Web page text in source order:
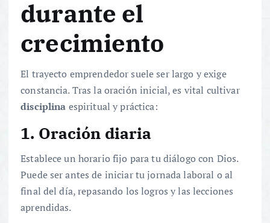
durante el
crecimiento
El trayecto emprendedor suele ser largo y exige
constancia. Tras la oración inicial, es vital cultivar
disciplina espiritual y práctica:
1. Oración diaria
Establece un horario fijo para tu diálogo con Dios.
Puede ser antes de iniciar tu jornada laboral o al
final del día, repasando los logros y las lecciones
aprendidas.